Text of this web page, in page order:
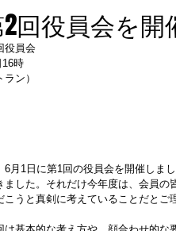
2回役員会を開
役員会
16時
ン）
6月1日に第1回の役員会を開催しま
ました。それだけ今年度は、会員
うと真剣に考えていることだとご